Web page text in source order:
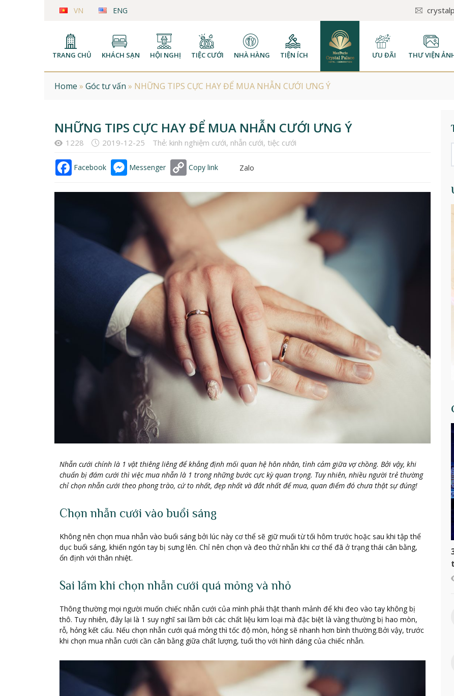
VN ENG
TRANG CHỦ KHÁCH SẠN HỘI NGHỊ TIỆC CƯỚI NHÀ HÀNG TIỆN ÍCH ƯU ĐÃI THƯ VIỆN
Home » Góc tư vấn » NHỮNG TIPS CỰC HAY ĐỂ MUA NHẪN CƯỚI ƯNG Ý
NHỮNG TIPS CỰC HAY ĐỂ MUA NHẪN CƯỚI ƯNG Ý
1228 2019-12-25 Thẻ: kinh nghiệm cưới, nhẫn cưới, tiệc cưới
Facebook Messenger Copy link Zalo
Nhẫn cưới chính là 1 vật thiêng liêng để khẳng định mối quan hệ hôn nhân, tình cảm giữa vợ chồng. Bởi vậy, khi
chuẩn bị đám cưới thì việc mua nhẫn là 1 trong những bước cực kỳ quan trọng. Tuy nhiên, nhiều người trẻ thường
chỉ chọn nhẫn cưới theo phong trào, cứ to nhất, đẹp nhất và đắt nhất để mua, quan điểm đó chưa thật sự đúng!
Chọn nhẫn cưới vào buổi sáng
Không nên chọn mua nhẫn vào buổi sáng bởi lúc này cơ thể sẽ giữ muối từ tối hôm trước hoặc sau khi tập thể
dục buổi sáng, khiến ngón tay bị sưng lên. Chỉ nên chọn và đeo thử nhẫn khi cơ thể đã ở trạng thái cân bằng,
ổn định với thân nhiệt.
Sai lầm khi chọn nhẫn cưới quá mỏng và nhỏ
Thông thường mọi người muốn chiếc nhẫn cưới của mình phải thật thanh mảnh để khi đeo vào tay không bị
thô. Tuy nhiên, đây lại là 1 suy nghĩ sai lầm bởi các chất liệu kim loại mà đặc biệt là vàng thường bị hao mòn,
rỗ, hỏng kết cấu. Nếu chọn nhẫn cưới quá mỏng thì tốc độ mòn, hỏng sẽ nhanh hơn bình thường.Bởi vậy, trước
khi chọn mua nhẫn cưới cần cân bằng giữa chất lượng, tuổi thọ với hình dáng của chiếc nhẫn.